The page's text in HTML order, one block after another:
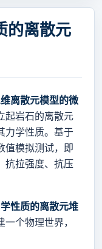
的离散元
离散元模型的微
起岩石的离散元
力学性质。基于
值模拟测试，即
抗拉强度、抗压
性质的离散元堆
一个物理世界，